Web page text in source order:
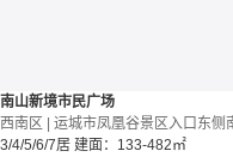
南山新境市民广场
西南区 | 运城市凤凰谷景区入口东侧
3/4/5/6/7居 建面：133-482㎡